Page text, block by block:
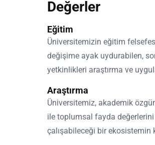
Değerler​
Eğitim
Üniversitemizin eğitim
değişime ayak uydurabilen,
yetkinlikleri araştırma ve
Araştırma
Üniversitemiz, akademik
ile toplumsal fayda
çalışabileceği bir ekosistemin